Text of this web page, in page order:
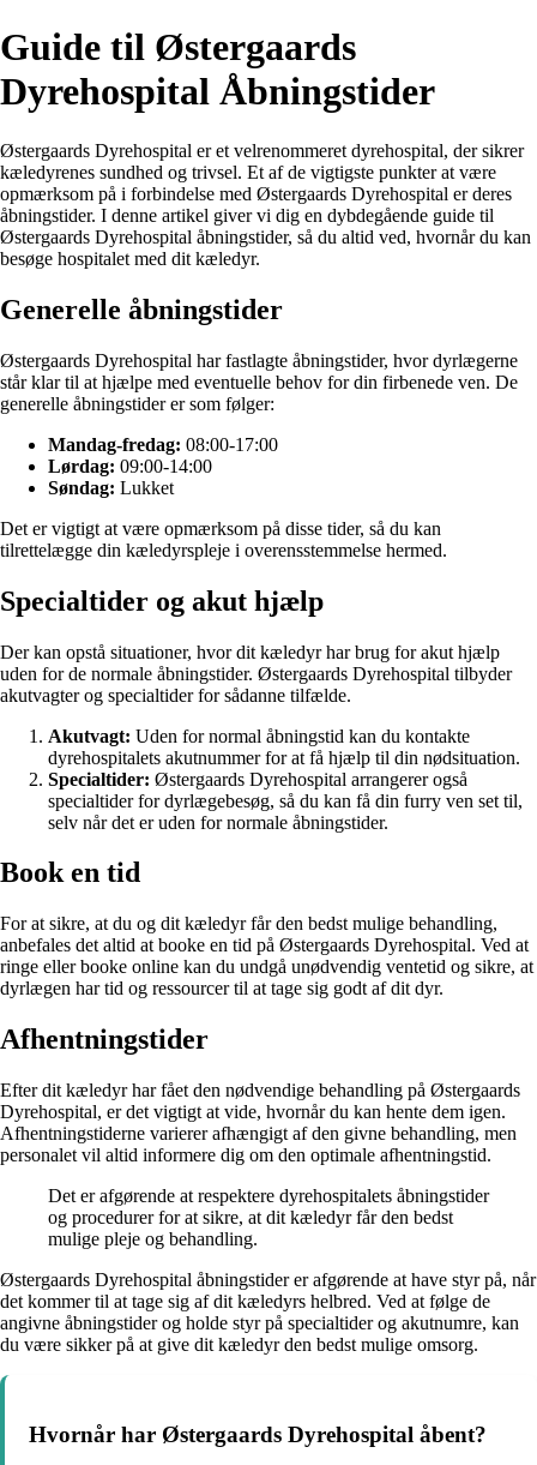
Guide til Østergaards
Dyrehospital Åbningstider
Østergaards Dyrehospital er et velrenommeret dyrehospital, der sikrer
kæledyrenes sundhed og trivsel. Et af de vigtigste punkter at være
opmærksom på i forbindelse med Østergaards Dyrehospital er deres
åbningstider. I denne artikel giver vi dig en dybdegående guide til
Østergaards Dyrehospital åbningstider, så du altid ved, hvornår du kan
besøge hospitalet med dit kæledyr.
Generelle åbningstider
Østergaards Dyrehospital har fastlagte åbningstider, hvor dyrlægerne
står klar til at hjælpe med eventuelle behov for din firbenede ven. De
generelle åbningstider er som følger:
Mandag-fredag: 08:00-17:00
Lørdag: 09:00-14:00
Søndag: Lukket
Det er vigtigt at være opmærksom på disse tider, så du kan
tilrettelægge din kæledyrspleje i overensstemmelse hermed.
Specialtider og akut hjælp
Der kan opstå situationer, hvor dit kæledyr har brug for akut hjælp
uden for de normale åbningstider. Østergaards Dyrehospital tilbyder
akutvagter og specialtider for sådanne tilfælde.
Akutvagt: Uden for normal åbningstid kan du kontakte
dyrehospitalets akutnummer for at få hjælp til din nødsituation.
Specialtider: Østergaards Dyrehospital arrangerer også
specialtider for dyrlægebesøg, så du kan få din furry ven set til,
selv når det er uden for normale åbningstider.
Book en tid
For at sikre, at du og dit kæledyr får den bedst mulige behandling,
anbefales det altid at booke en tid på Østergaards Dyrehospital. Ved at
ringe eller booke online kan du undgå unødvendig ventetid og sikre, at
dyrlægen har tid og ressourcer til at tage sig godt af dit dyr.
Afhentningstider
Efter dit kæledyr har fået den nødvendige behandling på Østergaards
Dyrehospital, er det vigtigt at vide, hvornår du kan hente dem igen.
Afhentningstiderne varierer afhængigt af den givne behandling, men
personalet vil altid informere dig om den optimale afhentningstid.
Det er afgørende at respektere dyrehospitalets åbningstider
og procedurer for at sikre, at dit kæledyr får den bedst
mulige pleje og behandling.
Østergaards Dyrehospital åbningstider er afgørende at have styr på, når
det kommer til at tage sig af dit kæledyrs helbred. Ved at følge de
angivne åbningstider og holde styr på specialtider og akutnumre, kan
du være sikker på at give dit kæledyr den bedst mulige omsorg.
Hvornår har Østergaards Dyrehospital åbent?